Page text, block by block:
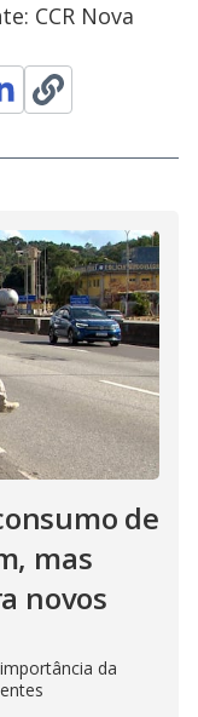
CCR Nova
de
mas
novos
da